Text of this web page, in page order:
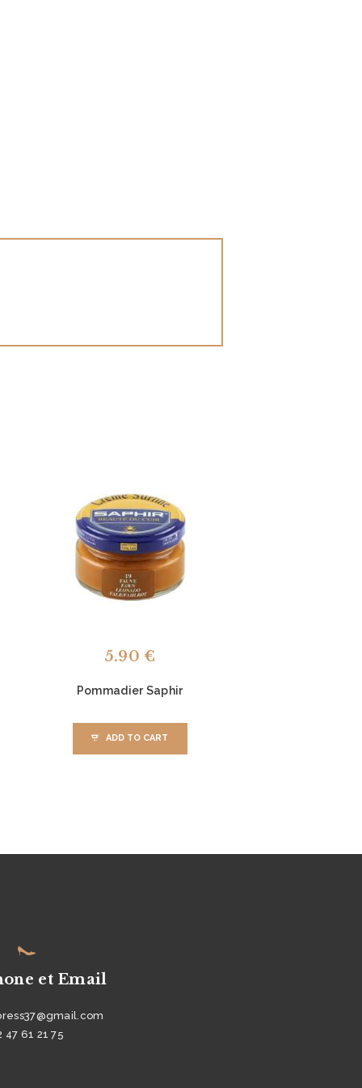
Pommadier Saphir
5.90 €
ADD TO CART
et Email
47 61 21 75